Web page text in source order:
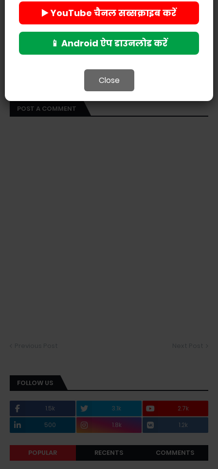
POST A COMMENT
▶️ YouTube चैनल सब्सक्राइब करें
📱 Android ऐप डाउनलोड करें
Close
FOLLOW US
1.5k 3.1k
2.7k
500
1.8k 1.2k
POPULAR RECENTS COMMENTS